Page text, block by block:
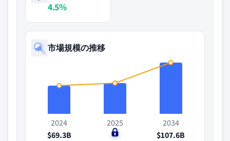
4.5%
市場規模の推移
2024
$69.3B
2025
$0
2034
$107.6B